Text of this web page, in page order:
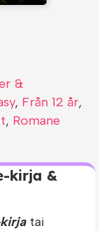
kirja &
tai
&
, Från 12 år,
, Romane